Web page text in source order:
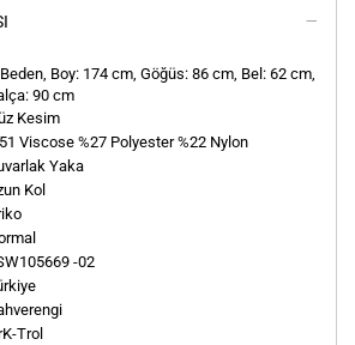
Beden, Boy: 174 cm, Göğüs: 86 cm, Bel: 62 cm,
90 cm
Kesim
Viscose %27 Polyester %22 Nylon
Yaka
Kol
-02
Trol